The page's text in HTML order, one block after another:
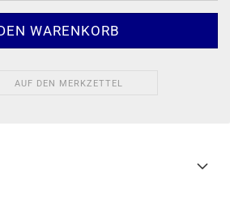
AUF DEN MERKZETTEL